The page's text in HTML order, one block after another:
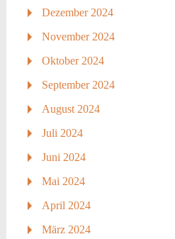
Dezember 2024
November 2024
Oktober 2024
September 2024
August 2024
Juli 2024
Juni 2024
Mai 2024
April 2024
März 2024